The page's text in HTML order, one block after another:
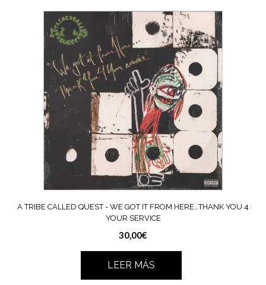
A TRIBE CALLED QUEST ‎- WE GOT IT FROM HERE…THANK YOU 4
YOUR SERVICE
30,00€
LEER MÁS